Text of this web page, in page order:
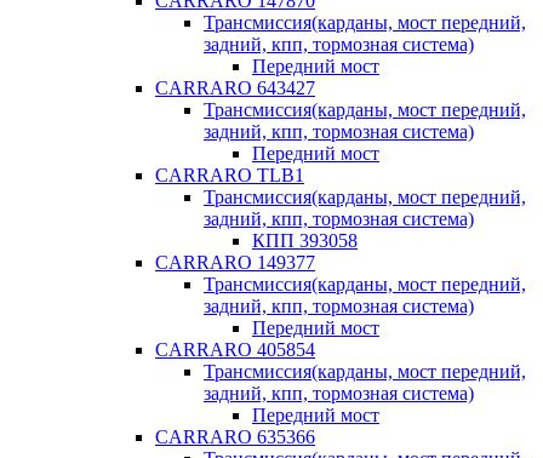
Трансмиссия(карданы, мост передний,
задний, кпп, тормозная система)
Передний мост
CARRARO 643427
Трансмиссия(карданы, мост передний,
задний, кпп, тормозная система)
Передний мост
CARRARO TLB1
Трансмиссия(карданы, мост передний,
задний, кпп, тормозная система)
КПП 393058
CARRARO 149377
Трансмиссия(карданы, мост передний,
задний, кпп, тормозная система)
Передний мост
CARRARO 405854
Трансмиссия(карданы, мост передний,
задний, кпп, тормозная система)
Передний мост
CARRARO 635366